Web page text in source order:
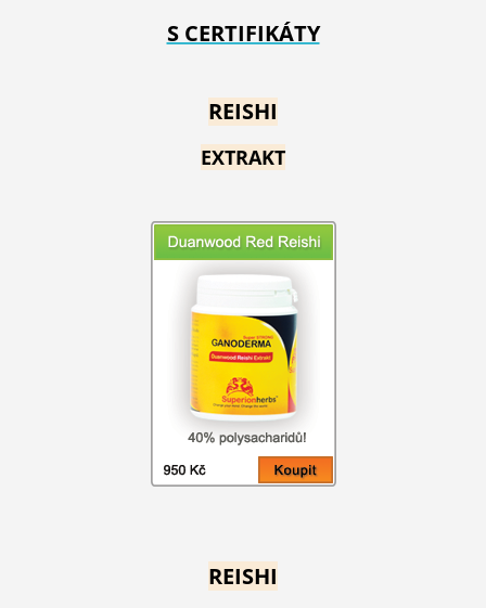
S CERTIFIKÁTY
REISHI
EXTRAKT
REISHI